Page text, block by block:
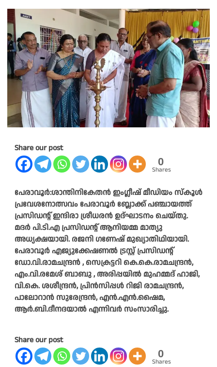
Share our post
0
Shares
പേരാവൂർ:ശാന്തിനികേതൻ ഇംഗ്ലീഷ് മീഡിയം സ്‌കൂൾ
പ്രവേശനോത്സവം പേരാവൂർ ബ്ലോക്ക് പഞ്ചായത്ത്
പ്രസിഡന്റ് ഇന്ദിരാ ശ്രീധരൻ ഉദ്ഘാടനം ചെയ്തു.
മദർ പി.ടി.എ പ്രസിഡന്റ് ആനിയമ്മ മാത്യു
അധ്യക്ഷയായി. രജനി ഗണേഷ് മുഖ്യാതിഥിയായി.
പേരാവൂർ എജ്യുക്കേഷണൽ ട്രസ്റ്റ് പ്രസിഡന്റ്
ഡോ.വി.രാമചന്ദ്രൻ , സെക്രട്ടറി കെ.കെ.രാമചന്ദ്രൻ,
എം.വി.രമേശ് ബാബു , അരിപ്പയിൽ മുഹമ്മദ് ഹാജി,
വി.കെ. ശശീന്ദ്രൻ, പ്രിൻസിപ്പൾ റിജി രാമചന്ദ്രൻ,
പാലോറാൻ സുരേന്ദ്രൻ, എൻ.എൻ.ഷൈമ,
ആർ.ബി.ദീനദയാൽ എന്നിവർ സംസാരിച്ചു.
Share our post
0
Shares